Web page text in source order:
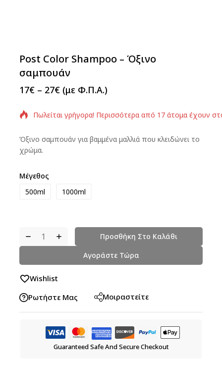
Post Color Shampoo – Όξινο
σαμπουάν
17€ – 27€ (με Φ.Π.Α.)
Πωλείται γρήγορα! Περισσότερα από 17 άτομα έχουν
Όξινο σαμπουάν για βαμμένα μαλλιά που κλειδώνει το
χρώμα.
Μέγεθος
500ml
1000ml
Προσθήκη Στο Καλάθι
Αγοράστε Τώρα
Wishlist
Ρωτήστε Μας
Μοιραστείτε
Guaranteed Safe And Secure Checkout